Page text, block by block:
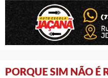
PORQUE SIM NÃO É